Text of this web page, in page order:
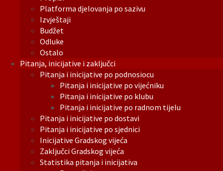
Platforma djelovanja po sazivu
Izvještaji
Budžet
Odluke
Ostalo
Pitanja, inicijative i zaključci
Pitanja i inicijative po podnosiocu
Pitanja i inicijative po vijećniku
Pitanja i inicijative po klubu
Pitanja i inicijative po radnom tijelu
Pitanja i inicijative po dostavi
Pitanja i inicijative po sjednici
Inicijative Gradskog vijeća
Zaključci Gradskog vijeća
Statistika pitanja i inicijativa